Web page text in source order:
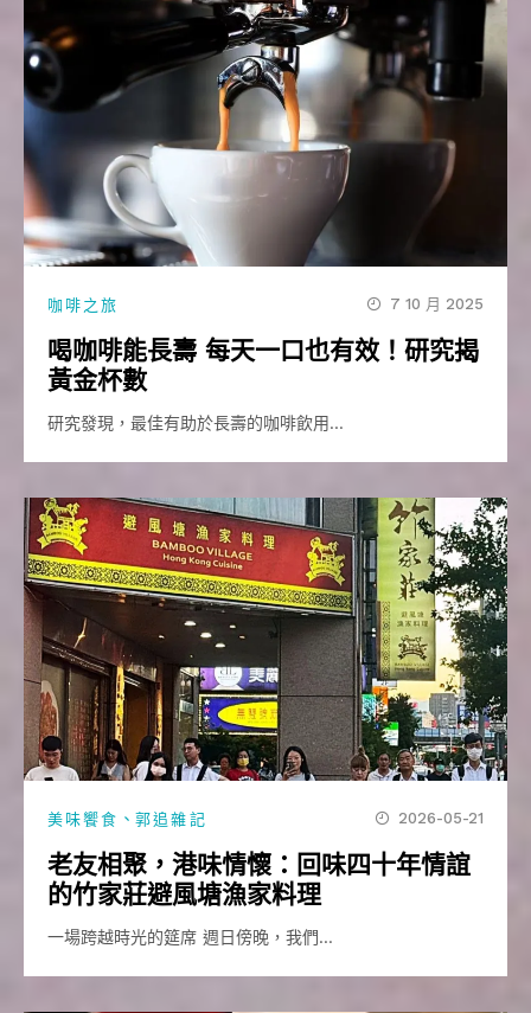
咖啡之旅 7 10 月 2025
喝咖啡能長壽 每天一口也有效！研究揭
黃金杯數
研究發現，最佳有助於長壽的咖啡飲用…
美味饗食 、郭追雜記 2026-05-21
老友相聚，港味情懷：回味四十年情誼
的竹家莊避風塘漁家料理
一場跨越時光的筵席 週日傍晚，我們…